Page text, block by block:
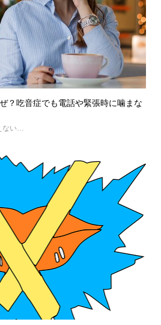
？吃音症でも電話や緊張時に噛まな
ない…